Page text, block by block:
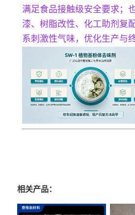
满足食品接触级安全要求；
漆、树脂改性、化工助剂复
系刺激性气味，优化生产与
相关产品：